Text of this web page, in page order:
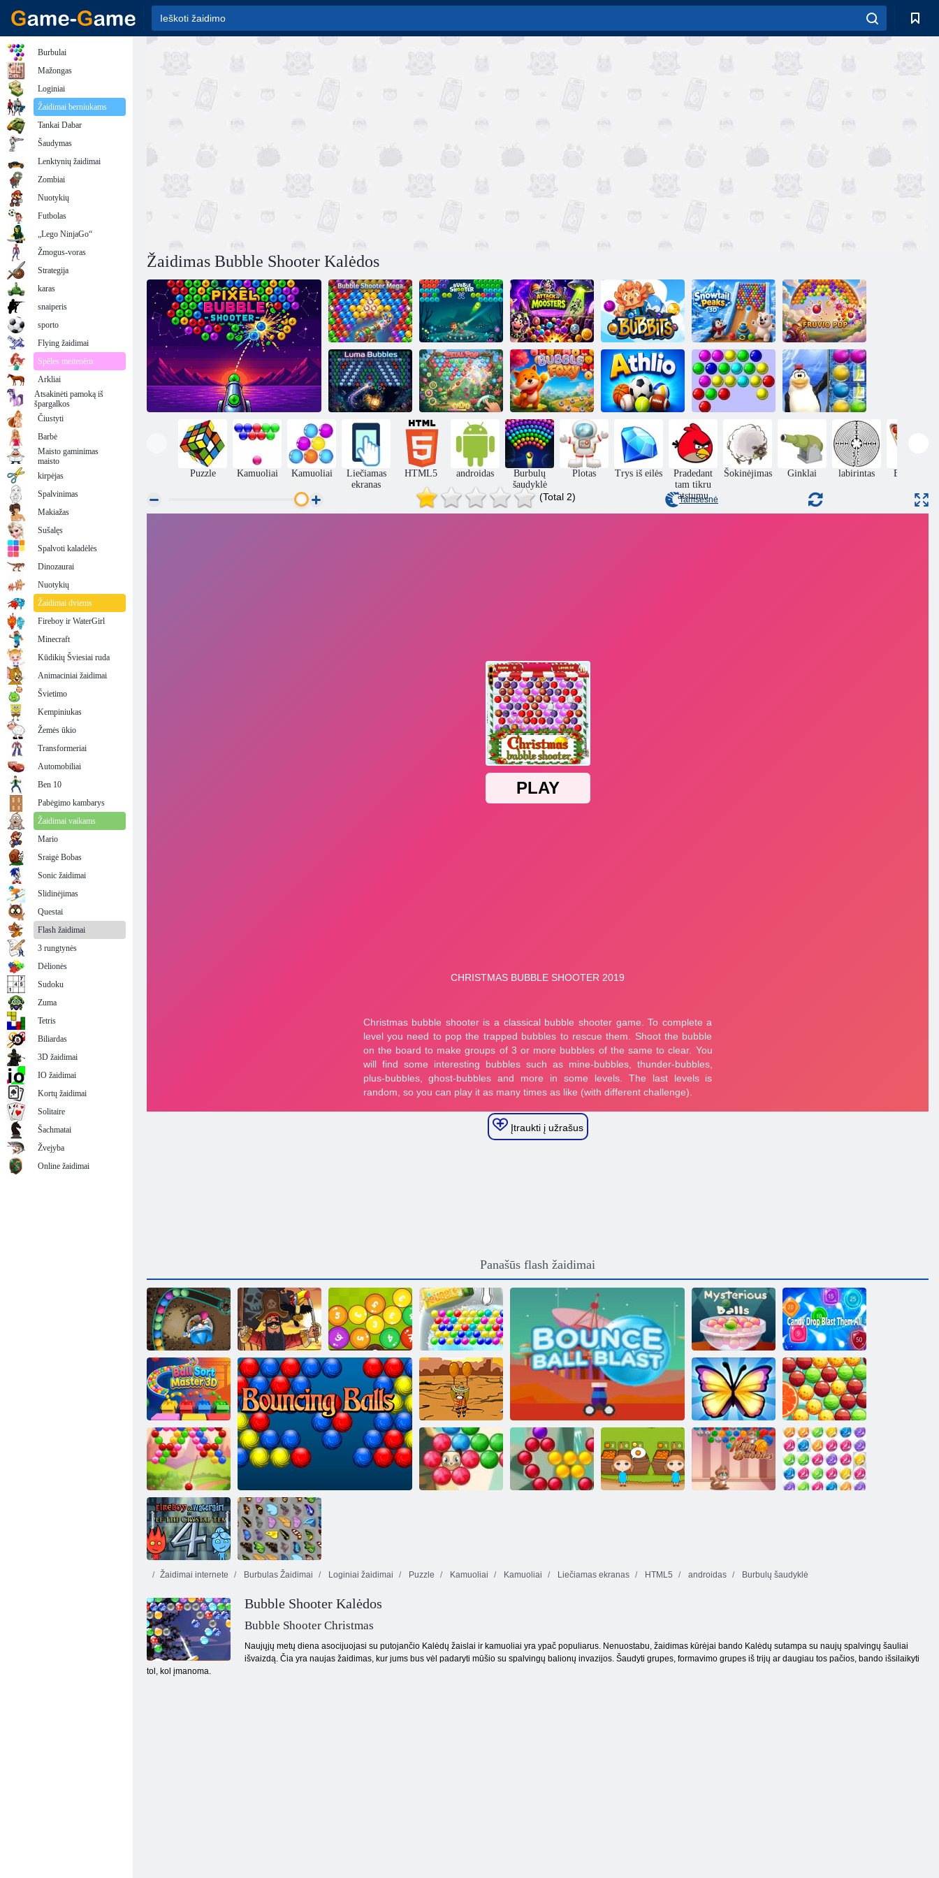
Žaidimas Bubble Shooter Kalėdos
Bubble Shooter
Mega
Bubble Shooter
X
Moosters ataka Bubbits
SnowTail Peaks
3D
Fruvio pop
Luma burbulai Žiedlapių pop Bubble Foxy Athlio Burbulai Arkties vaisiai
Puzzle Kamuoliai Kamuoliai
Liečiamas
ekranas
HTML5 androidas
Burbulų
šaudyklė
Plotas Trys iš eilės
Pradedant
tam tikru
atstumu
Šokinėjimas Ginklai labirintas Biliardas
(Total 2) Tamsesnė
Įtraukti į užrašus
Panašūs flash žaidimai
Burtininkas Piratų Burbulai
Matematika
Kamuoliai
Burbulas
Paslaptingi
kamuoliai
Candy Drop
Blast Them All
3D kamuoliukų
rūšiavimo
meistras
Energetinės rutuliai
„Amigo
Pancho“
Gelbėjimo
drugelis
Burbulas pop
istorija
Burbulas dvasia
„Crystal
Temple“
Drugelis kyodai
Žaidimai internete Burbulas Žaidimai Loginiai žaidimai Puzzle Kamuoliai Kamuoliai Liečiamas ekranas HTML5 androidas Burbulų šaudyklė
Bubble Shooter Kalėdos
Bubble Shooter Christmas
Naujųjų metų diena asocijuojasi su putojančio Kalėdų žaislai ir kamuoliai yra ypač populiarus. Nenuostabu, žaidimas kūrėjai bando Kalėdų sutampa su naujų spalvingų šauliai
išvaizdą. Čia yra naujas žaidimas, kur jums bus vėl padaryti mūšio su spalvingų balionų invazijos. Šaudyti grupes, formavimo grupes iš trijų ar daugiau tos pačios, bando išsilaikyti
tol, kol įmanoma.
Burbulai
Mažongas
Loginiai
Žaidimai berniukams
Tankai Dabar
Šaudymas
Lenktynių žaidimai
Zombiai
Nuotykių
Futbolas
„Lego NinjaGo“
Žmogus-voras
Strategija
karas
snaiperis
sporto
Flying žaidimai
Spēles meitenēm
Arkliai
Atsakinėti pamoką iš
špargalkos
Čiustyti
Barbė
Maisto gaminimas
maisto
kirpėjas
Spalvinimas
Makiažas
Sušalęs
Spalvoti kaladėlės
Dinozaurai
Nuotykių
Žaidimai dviems
Fireboy ir WaterGirl
Minecraft
Kūdikių Šviesiai ruda
Animaciniai žaidimai
Švietimo
Kempiniukas
Žemės ūkio
Transformeriai
Automobiliai
Ben 10
Pabėgimo kambarys
Žaidimai vaikams
Mario
Sraigė Bobas
Sonic žaidimai
Slidinėjimas
Questai
Flash žaidimai
3 rungtynės
Dėlionės
Sudoku
Zuma
Tetris
Biliardas
3D žaidimai
IO žaidimai
Kortų žaidimai
Solitaire
Šachmatai
Žvejyba
Online žaidimai